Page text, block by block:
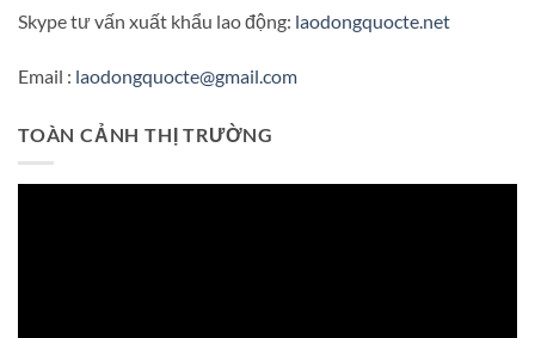
Skype tư vấn xuất khẩu lao động: laodongquocte.net
Email : laodongquocte@gmail.com
TOÀN CẢNH THỊ TRƯỜNG